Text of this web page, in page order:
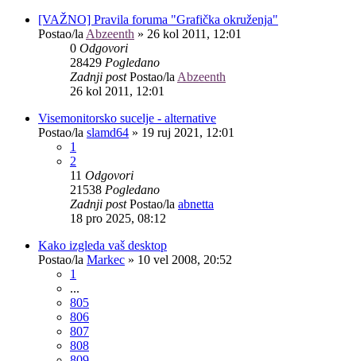
[VAŽNO] Pravila foruma "Grafička okruženja"
Postao/la Abzeenth » 26 kol 2011, 12:01
0 Odgovori
28429 Pogledano
Zadnji postPostao/la Abzeenth
26 kol 2011, 12:01
Visemonitorsko sucelje - alternative
Postao/la slamd64 » 19 ruj 2021, 12:01
1
2
11 Odgovori
21538 Pogledano
Zadnji postPostao/la abnetta
18 pro 2025, 08:12
Kako izgleda vaš desktop
Postao/la Markec » 10 vel 2008, 20:52
1
...
805
806
807
808